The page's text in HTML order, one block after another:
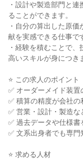
・設計や製造部門と
ることができます。
・自分の算出した原
献を実感できる仕事で
・経験を積むことで
高いスキルが身につき
⭐ この求人のポイント
✅ オーダーメイド装
✅ 積算の精度が会社
✅ 営業・設計・製造
✅ 過去データや仕様
✅ 文系出身者でも専
⭐ 求める人材